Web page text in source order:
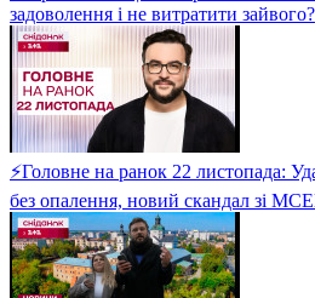
задоволення і не витратити зайвого?
⚡Головне на ранок 22 листопада:
без опалення, новий скандал зі